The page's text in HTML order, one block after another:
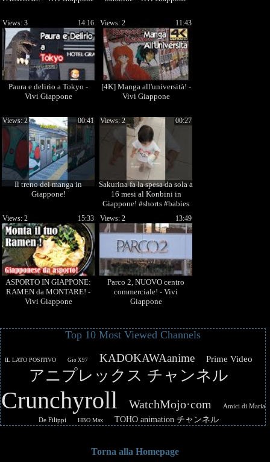
Paura e delirio a Tokyo -
Vivi Giappone
14:16
Views: 3
[4K] Manga all'università! -
Vivi Giappone
11:43
Views: 2
Il treno dei manga in
Giappone!
00:41
Views: 2
Sakurina fa la spesa da sola a
16 mesi al Konbini in
Giappone! #shorts #babies
00:27
Views: 2
ASPORTO IN GIAPPONE:
RAMEN da MONTARE! -
Vivi Giappone
15:33
Views: 2
Parco 2, NUOVO centro
commerciale! - Vivi
Giappone
13:49
Views: 2
Top 10 Most Viewed Channels
IL LATO POSITIVO Gio X97 KADOKAWAanime Prime Video
アニプレックス チャンネル
Crunchyroll WatchMojo·com
Amici di Maria
De Filippi
HBO Max TOHO animation チャンネル
Torna alla Homepage